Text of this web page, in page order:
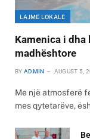
LAJME LOKALE
Kamenica i dha
madhështore
BY ADMIN AUGUST 5,
Me një atmosferë
mes qytetarëve,